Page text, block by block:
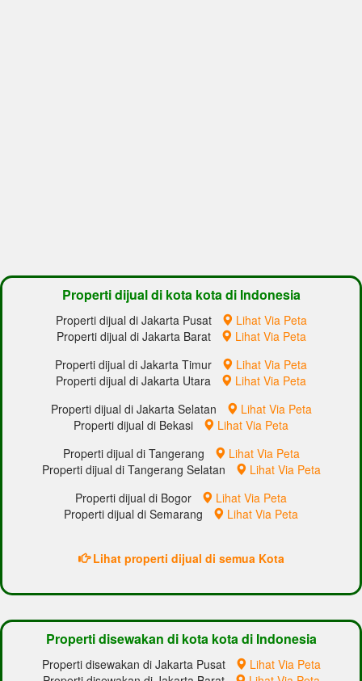
Properti dijual di kota kota di Indonesia
Properti dijual di Jakarta Pusat
Lihat Via Peta
Properti dijual di Jakarta Barat
Lihat Via Peta
Properti dijual di Jakarta Timur
Lihat Via Peta
Properti dijual di Jakarta Utara
Lihat Via Peta
Properti dijual di Jakarta Selatan
Lihat Via Peta
Properti dijual di Bekasi
Lihat Via Peta
Properti dijual di Tangerang
Lihat Via Peta
Properti dijual di Tangerang Selatan
Lihat Via Peta
Properti dijual di Bogor
Lihat Via Peta
Properti dijual di Semarang
Lihat Via Peta
Lihat properti dijual di semua Kota
Properti disewakan di kota kota di Indonesia
Properti disewakan di Jakarta Pusat
Lihat Via Peta